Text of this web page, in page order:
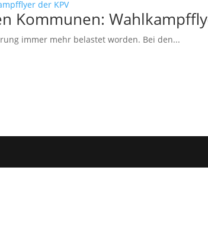
Kommunen:
immer mehr belastet worden. Bei den...